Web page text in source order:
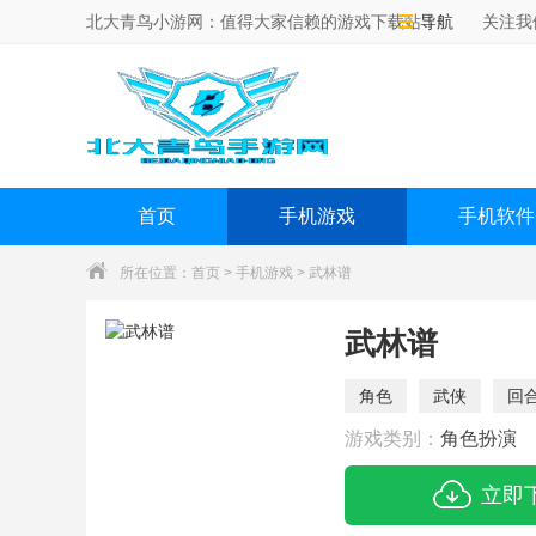
北大青鸟小游网：值得大家信赖的游戏下载站！导航 关注
首页 手机游戏 手机软件
所在位置： 首页 > 手机游戏 > 武林谱
武林谱
角色 武侠 回
游戏类别： 角色扮演
立即